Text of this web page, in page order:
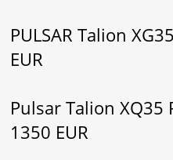
PULSAR Talion
EUR
Pulsar Talion XQ35
1350 EUR